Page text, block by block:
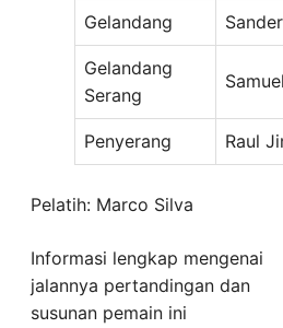
Gelandang
Gelandang
Serang
Penyerang Raul
Pelatih: Marco Silva
Informasi lengkap mengenai
jalannya pertandingan dan
susunan pemain ini